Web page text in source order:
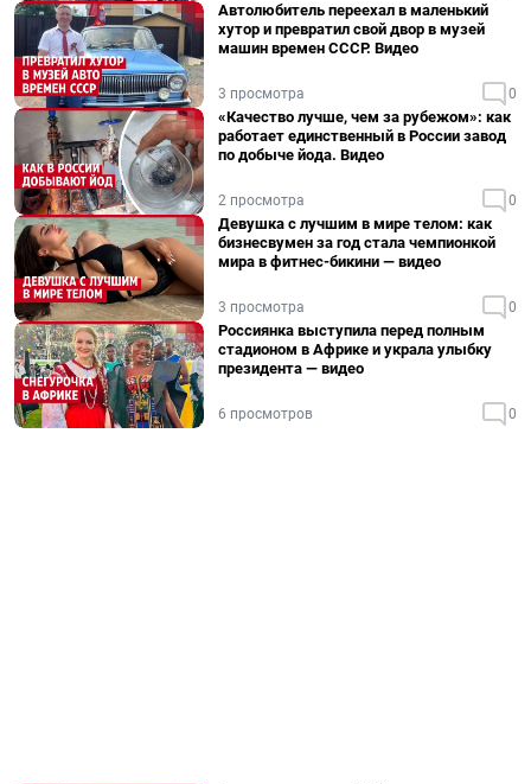
Автолюбитель переехал в маленький
хутор и превратил свой двор в музей
машин времен СССР. Видео
3 просмотра 0
«Качество лучше, чем за рубежом»: как
работает единственный в России завод
по добыче йода. Видео
2 просмотра 0
Девушка с лучшим в мире телом: как
бизнесвумен за год стала чемпионкой
мира в фитнес-бикини — видео
3 просмотра 0
Россиянка выступила перед полным
стадионом в Африке и украла улыбку
президента — видео
6 просмотров 0